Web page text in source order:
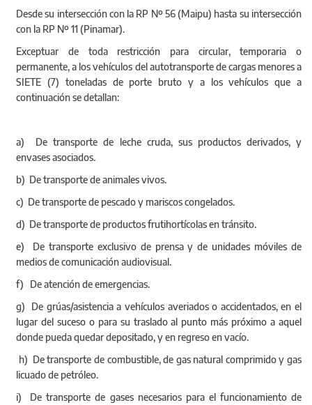
Desde su intersección con la RP Nº 56 (Maipu) hasta su intersección
con la RP Nº 11 (Pinamar).
Exceptuar de toda restricción para circular, temporaria o
permanente, a los vehículos del autotransporte de cargas menores a
SIETE (7) toneladas de porte bruto y a los vehículos que a
continuación se detallan:
a) De transporte de leche cruda, sus productos derivados, y
envases asociados.
b) De transporte de animales vivos.
c) De transporte de pescado y mariscos congelados.
d) De transporte de productos frutihortícolas en tránsito.
e) De transporte exclusivo de prensa y de unidades móviles de
medios de comunicación audiovisual.
f) De atención de emergencias.
g) De grúas/asistencia a vehículos averiados o accidentados, en el
lugar del suceso o para su traslado al punto más próximo a aquel
donde pueda quedar depositado, y en regreso en vacío.
h) De transporte de combustible, de gas natural comprimido y gas
licuado de petróleo.
i) De transporte de gases necesarios para el funcionamiento de